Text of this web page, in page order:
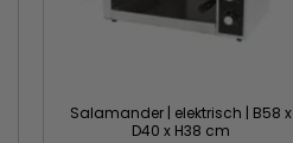
Salamander | elektrisch | B58 x
D40 x H38 cm